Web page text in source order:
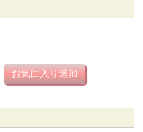
お気に入り追加